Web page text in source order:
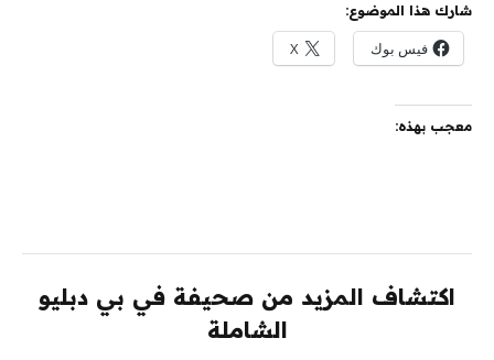
شارك هذا الموضوع:
فيس بوك X
معجب بهذه:
اكتشاف المزيد من صحيفة في بي دبليو
الشاملة